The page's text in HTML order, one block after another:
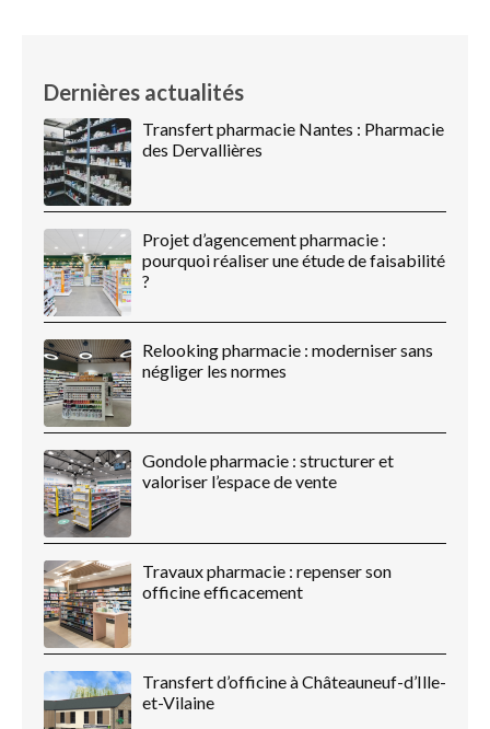
Dernières actualités
Transfert pharmacie Nantes : Pharmacie
des Dervallières
Projet d’agencement pharmacie :
pourquoi réaliser une étude de faisabilité
?
Relooking pharmacie : moderniser sans
négliger les normes
Gondole pharmacie : structurer et
valoriser l’espace de vente
Travaux pharmacie : repenser son
officine efficacement
Transfert d’officine à Châteauneuf-d’Ille-
et-Vilaine